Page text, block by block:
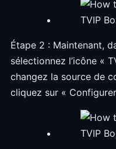
Étape 2 : Maintenant,
sélectionnez l’icône «
changez la source de
cliquez sur «